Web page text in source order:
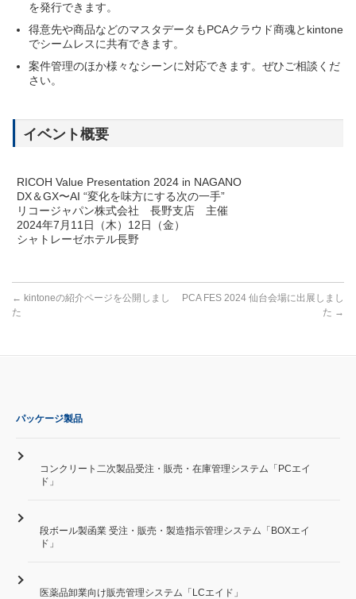
を発行できます。
得意先や商品などのマスタデータもPCAクラウド商魂とkintone
でシームレスに共有できます。
案件管理のほか様々なシーンに対応できます。ぜひご相談くだ
さい。
イベント概要
RICOH Value Presentation 2024 in NAGANO
DX＆GX〜AI “変化を味方にする次の一手”
リコージャパン株式会社 長野支店 主催
2024年7月11日（木）12日（金）
シャトレーゼホテル長野
← kintoneの紹介ページを公開しまし
た
PCA FES 2024 仙台会場に出展しまし
た →
パッケージ製品
コンクリート二次製品受注・販売・在庫管理システム「PCエイ
ド」
段ボール製函業 受注・販売・製造指示管理システム「BOXエイ
ド」
医薬品卸業向け販売管理システム「LCエイド」